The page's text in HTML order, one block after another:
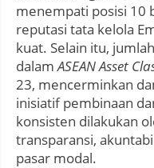
menempati posisi 10
reputasi tata kelola
kuat. Selain itu,
dalamASEAN Asset
23, mencerminkan
inisiatif pembinaan
konsisten dilakukan
transparansi,
pasar modal.